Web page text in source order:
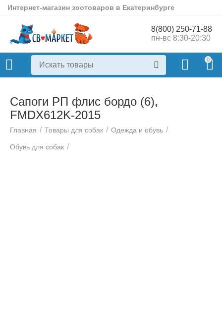
Интернет-магазин зоотоваров в Екатеринбурге
8(800) 250-71-88
пн-вс 8:30-20:30
0
Сапоги РП флис бордо (6),
FMDX612K-2015
Главная / Товары для собак / Одежда и обувь /
Обувь для собак /